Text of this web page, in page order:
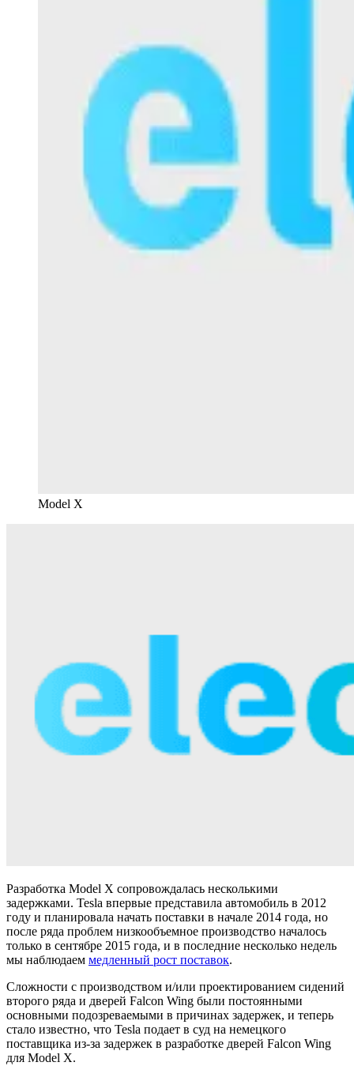
Model X
Разработка Model X сопровождалась несколькими
задержками. Tesla впервые представила автомобиль в 2012
году и планировала начать поставки в начале 2014 года, но
после ряда проблем низкообъемное производство началось
только в сентябре 2015 года, и в последние несколько недель
мы наблюдаем медленный рост поставок.
Сложности с производством и/или проектированием сидений
второго ряда и дверей Falcon Wing были постоянными
основными подозреваемыми в причинах задержек, и теперь
стало известно, что Tesla подает в суд на немецкого
поставщика из-за задержек в разработке дверей Falcon Wing
для Model X.